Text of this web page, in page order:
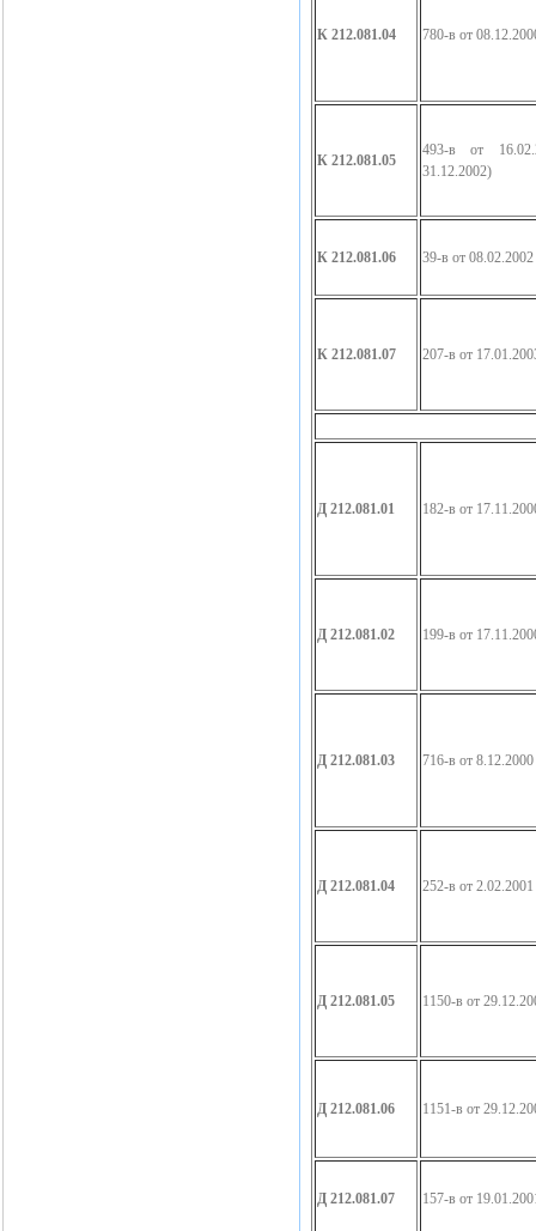
К 212.081.04 780-в от
К 212.081.05
493-в от
31.12.2002)
К 212.081.06 39-в от 08.02.2002
К 212.081.07 207-в от
Д 212.081.01 182-в от
Д 212.081.02 199-в от
Д 212.081.03 716-в от 8.12.2000
Д 212.081.04 252-в от 2.02.2001
Д 212.081.05 1150-в от
Д 212.081.06 1151-в от
Д 212.081.07 157-в от